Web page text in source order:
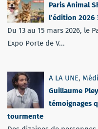
Paris Animal
l’édition 2026
Du 13 au 15 mars 2026, le
Expo Porte de V...
A LA UNE,
Guillaume
témoignages
tourmente